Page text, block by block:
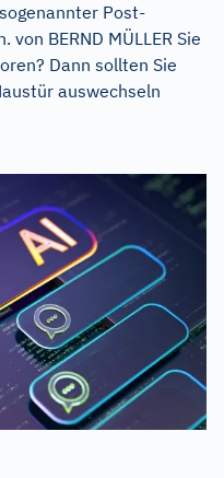
Post-
BERND MÜLLER Sie
Dann sollten Sie
auswechseln